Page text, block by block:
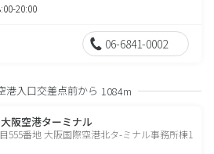
20:00
06-6841-0002
港入口交差点前から 1084m
阪空港ターミナル
555番地 大阪国際空港北タ-ミナル事務所棟1